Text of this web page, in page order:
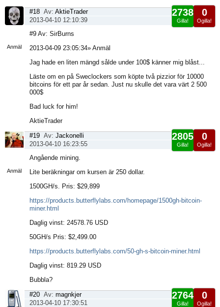
Anmäl
0
Ogilla!
2738
Gilla!
#18 Av: AktieTrader
2013-04-10 12:10:39
#9 Av: SirBurns
2013-04-09 23:05:34» Anmäl
Jag hade en liten mängd sålde under 100$ känner mig blåst...
Läste om en på Sweclockers som köpte två pizzior för 10000
bitcoins för ett par år sedan. Just nu skulle det vara värt 2 500
000$
Bad luck for him!
AktieTrader
Anmäl
0
Ogilla!
2805
Gilla!
#19 Av: Jackonelli
2013-04-10 16:23:55
Angående mining.
Lite beräkningar om kursen är 250 dollar.
1500GH/s. Pris: $29,899
https://products.butterflylabs.com/homepage/1500gh-bitcoin-
miner.html
Daglig vinst: 24578.76 USD
50GH/s Pris: $2,499.00
https://products.butterflylabs.com/50-gh-s-bitcoin-miner.html
Daglig vinst: 819.29 USD
Bubbla?
0
Ogilla!
2764
Gilla!
#20 Av: magnkjer
2013-04-10 17:30:51